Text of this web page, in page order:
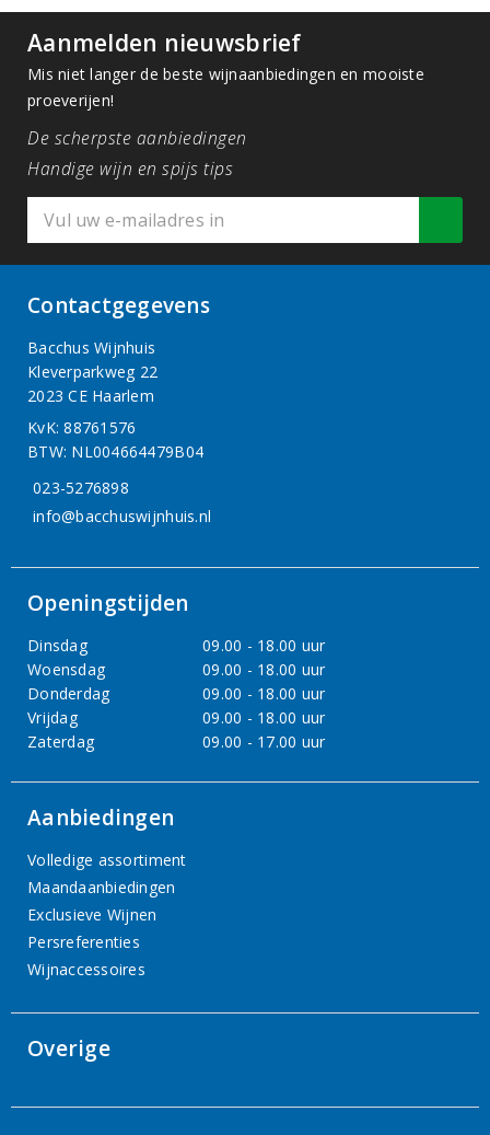
Aanmelden nieuwsbrief
Mis niet langer de beste wijnaanbiedingen en mooiste
proeverijen!
De scherpste aanbiedingen
Handige wijn en spijs tips
Contactgegevens
Bacchus Wijnhuis
Kleverparkweg 22
2023 CE Haarlem
KvK: 88761576
BTW: NL004664479B04
023-5276898
info@bacchuswijnhuis.nl
Openingstijden
Dinsdag
09.00 - 18.00 uur
Woensdag
09.00 - 18.00 uur
Donderdag
09.00 - 18.00 uur
Vrijdag
09.00 - 18.00 uur
Zaterdag
09.00 - 17.00 uur
Aanbiedingen
Volledige assortiment
Maandaanbiedingen
Exclusieve Wijnen
Persreferenties
Wijnaccessoires
Overige